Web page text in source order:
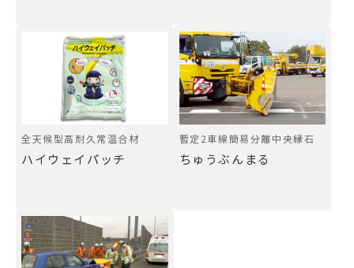
全天候型高耐久常温合材
ハイウェイパッチ
暫定2車線簡易分離中央縁石
ちゅうぶんまる